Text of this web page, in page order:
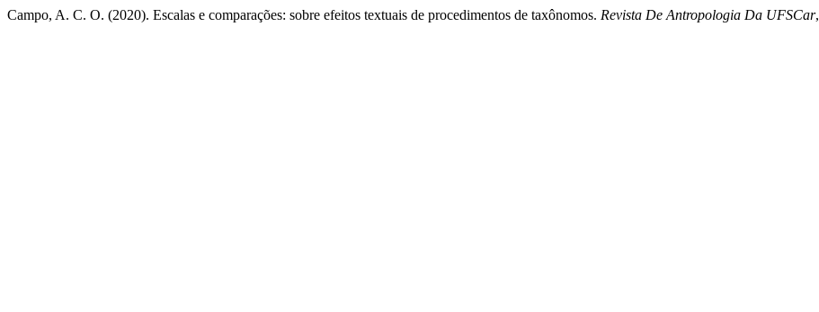
Campo, A. C. O. (2020). Escalas e comparações: sobre efeitos textuais de procedimentos de taxônomos. Revista De Antropologia Da UFSCar,